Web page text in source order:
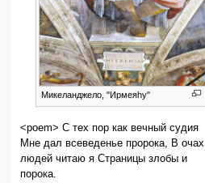
Микеланджело, "Ирмeяhу"
<poem> С тех пор как вечный судия
Мне дал всеведенье пророка, В очах
людей читаю я Страницы злобы и
порока.